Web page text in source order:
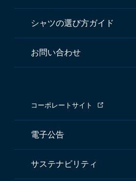
シャツの選び方ガイド
お問い合わせ
コーポレートサイト
電子公告
サステナビリティ